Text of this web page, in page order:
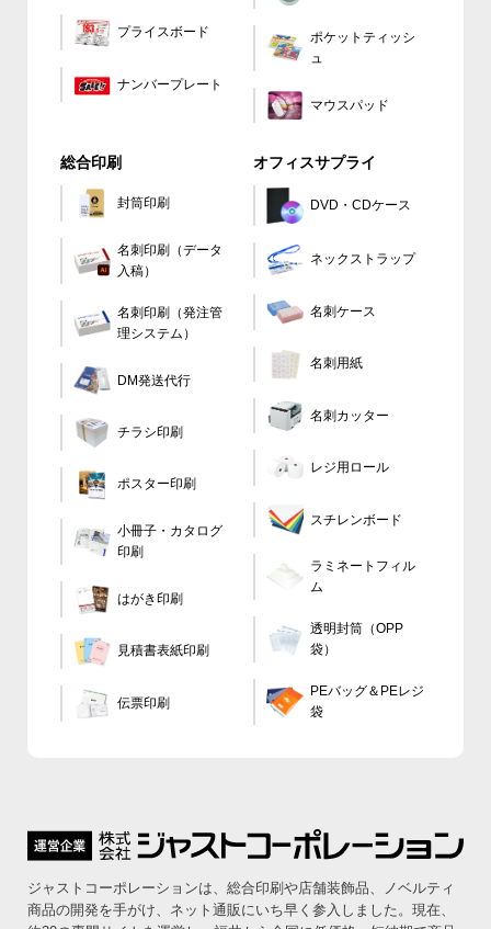
プライスボード
ナンバープレート
ポケットティッシ
ュ
マウスパッド
総合印刷
封筒印刷
名刺印刷（データ
入稿）
名刺印刷（発注管
理システム）
DM発送代行
チラシ印刷
ポスター印刷
小冊子・カタログ
印刷
はがき印刷
見積書表紙印刷
伝票印刷
オフィスサプライ
DVD・CDケース
ネックストラップ
名刺ケース
名刺用紙
名刺カッター
レジ用ロール
スチレンボード
ラミネートフィル
ム
透明封筒（OPP
袋）
PEバッグ＆PEレジ
袋
ジャストコーポレーションは、総合印刷や店舗装飾品、ノベルティ
商品の開発を手がけ、ネット通販にいち早く参入しました。 現在、